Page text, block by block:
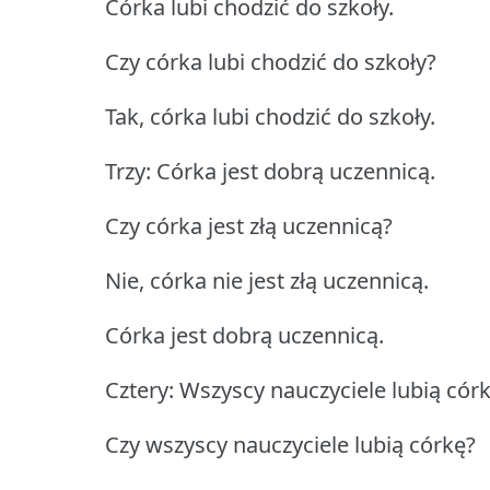
Córka lubi chodzić do szkoły.
Czy córka lubi chodzić do szkoły?
Tak, córka lubi chodzić do szkoły.
Trzy: Córka jest dobrą uczennicą.
Czy córka jest złą uczennicą?
Nie, córka nie jest złą uczennicą.
Córka jest dobrą uczennicą.
Cztery: Wszyscy nauczyciele lubią
Czy wszyscy nauczyciele lubią córkę?